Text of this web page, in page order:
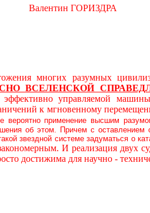
ГОРИЗДРА
многих разумных
ВСЕЛЕНСКОЙ
управляемой
к мгновенному
вероятно применение высшим
об этом. Причем с оставлением
звездной системе задуматься о
И реализация двух
достижима для научно -